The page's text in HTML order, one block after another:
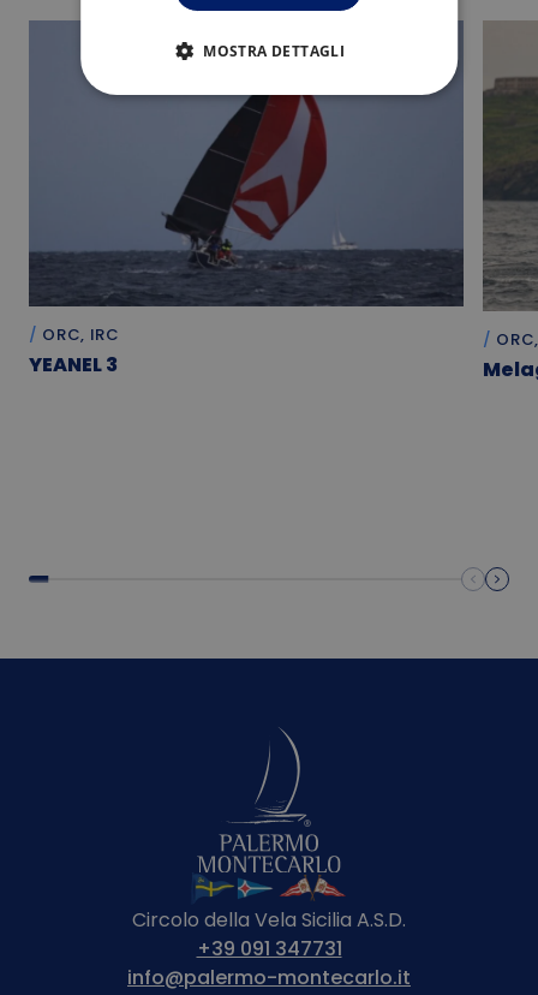
ORC, IRC
YEANEL 3
Circolo della Vela Sicilia A.S.D.
+39 091 347731
info@palermo-montecarlo.it
MOSTRA DETTAGLI